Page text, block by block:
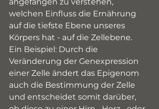
welchen Einfluss die Ernährung
auf die tiefste Ebene unseres
Körpers hat - auf die Zellebene.
Ein Beispiel: Durch die
Veränderung der Genexpression
einer Zelle ändert das Epigenom
auch die Bestimmung der Zelle
und entscheidet somit darüber,